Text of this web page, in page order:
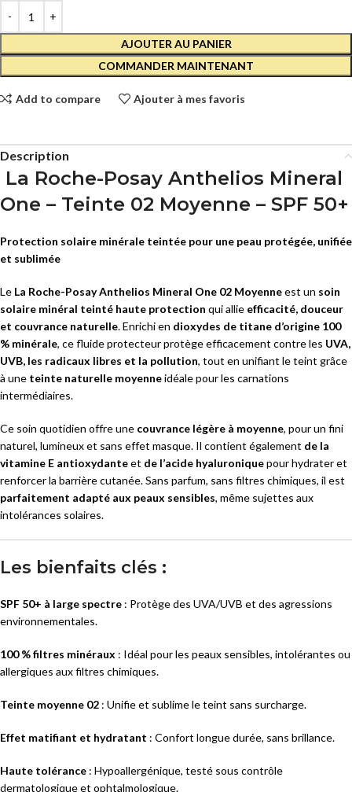
AJOUTER AU PANIER
COMMANDER MAINTENANT
Add to compare Ajouter à mes favoris
Description
La Roche-Posay Anthelios Mineral
One – Teinte 02 Moyenne – SPF 50+
Protection solaire minérale teintée pour une peau protégée, unifiée
et sublimée
Le La Roche-Posay Anthelios Mineral One 02 Moyenneest un soin
solaire minéral teinté haute protection qui allie efficacité, douceur
et couvrance naturelle. Enrichi en dioxydes de titane d’origine 100
% minérale, ce fluide protecteur protège efficacement contre les UVA,
UVB, les radicaux libres et la pollution, tout en unifiant le teint grâce
à une teinte naturelle moyenneidéale pour les carnations
intermédiaires.
Ce soin quotidien offre une couvrance légère à moyenne, pour un fini
naturel, lumineux et sans effet masque. Il contient également de la
vitamine E antioxydanteet de l’acide hyaluroniquepour hydrater et
renforcer la barrière cutanée. Sans parfum, sans filtres chimiques, il est
parfaitement adapté aux peaux sensibles, même sujettes aux
intolérances solaires.
Les bienfaits clés :
SPF 50+ à large spectre : Protège des UVA/UVB et des agressions
environnementales.
100 % filtres minéraux : Idéal pour les peaux sensibles, intolérantes ou
allergiques aux filtres chimiques.
Teinte moyenne 02 : Unifie et sublime le teint sans surcharge.
Effet matifiant et hydratant : Confort longue durée, sans brillance.
Haute tolérance : Hypoallergénique, testé sous contrôle
dermatologique et ophtalmologique.